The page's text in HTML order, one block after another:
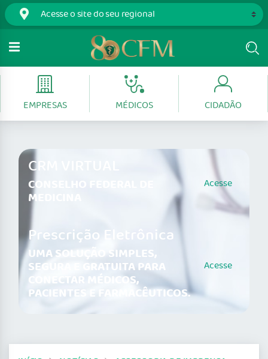
EMPRESAS MÉDICOS CIDADÃO
CRM VIRTUAL
CONSELHO FEDERAL DE
MEDICINA
Acesse
Prescrição Eletrônica
UMA SOLUÇÃO SIMPLES,
SEGURA E GRATUITA PARA
CONECTAR MÉDICOS,
PACIENTES E FARMACÊUTICOS.
Acesse